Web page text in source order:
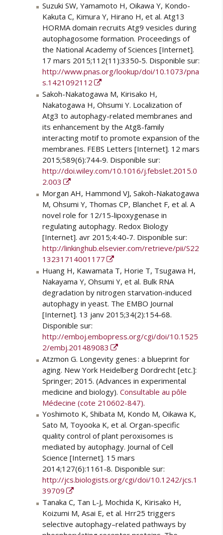
Suzuki SW, Yamamoto H, Oikawa Y, Kondo-
Kakuta C, Kimura Y, Hirano H, et al. Atg13
HORMA domain recruits Atg9 vesicles during
autophagosome formation. Proceedings of
the National Academy of Sciences [Internet].
17 mars 2015;112(11):3350‑5. Disponible sur:
http://www.pnas.org/lookup/doi/10.1073/pna
s.1421092112
Sakoh-Nakatogawa M, Kirisako H,
Nakatogawa H, Ohsumi Y. Localization of
Atg3 to autophagy-related membranes and
its enhancement by the Atg8-family
interacting motif to promote expansion of the
membranes. FEBS Letters [Internet]. 12 mars
2015;589(6):744‑9. Disponible sur:
http://doi.wiley.com/10.1016/j.febslet.2015.0
2.003
Morgan AH, Hammond VJ, Sakoh-Nakatogawa
M, Ohsumi Y, Thomas CP, Blanchet F, et al. A
novel role for 12/15-lipoxygenase in
regulating autophagy. Redox Biology
[Internet]. avr 2015;4:40‑7. Disponible sur:
http://linkinghub.elsevier.com/retrieve/pii/S22
13231714001177
Huang H, Kawamata T, Horie T, Tsugawa H,
Nakayama Y, Ohsumi Y, et al. Bulk RNA
degradation by nitrogen starvation-induced
autophagy in yeast. The EMBO Journal
[Internet]. 13 janv 2015;34(2):154‑68.
Disponible sur:
http://emboj.embopress.org/cgi/doi/10.1525
2/embj.201489083
Atzmon G. Longevity genes : a blueprint for
aging. New York Heidelberg Dordrecht [etc.]:
Springer; 2015. (Advances in experimental
medicine and biology). Consultable au pôle
Médecine (cote 210602-847).
Yoshimoto K, Shibata M, Kondo M, Oikawa K,
Sato M, Toyooka K, et al. Organ-specific
quality control of plant peroxisomes is
mediated by autophagy. Journal of Cell
Science [Internet]. 15 mars
2014;127(6):1161‑8. Disponible sur:
http://jcs.biologists.org/cgi/doi/10.1242/jcs.1
39709
Tanaka C, Tan L-J, Mochida K, Kirisako H,
Koizumi M, Asai E, et al. Hrr25 triggers
selective autophagy–related pathways by